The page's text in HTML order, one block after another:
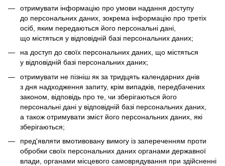
отримувати інформацію про умови надання доступу
до персональних даних, зокрема інформацію про третіх
осіб, яким передаються його персональні дані,
що містяться у відповідній базі персональних даних;
на доступ до своїх персональних даних, що містяться
у відповідній базі персональних даних;
отримувати не пізніш як за тридцять календарних днів
з дня надходження запиту, крім випадків, передбачених
законом, відповідь про те, чи зберігаються його
персональні дані у відповідній базі персональних даних,
а також отримувати зміст його персональних даних, які
зберігаються;
пред'являти вмотивовану вимогу із запереченням проти
обробки своїх персональних даних органами державної
влади, органами місцевого самоврядування при здійсненні